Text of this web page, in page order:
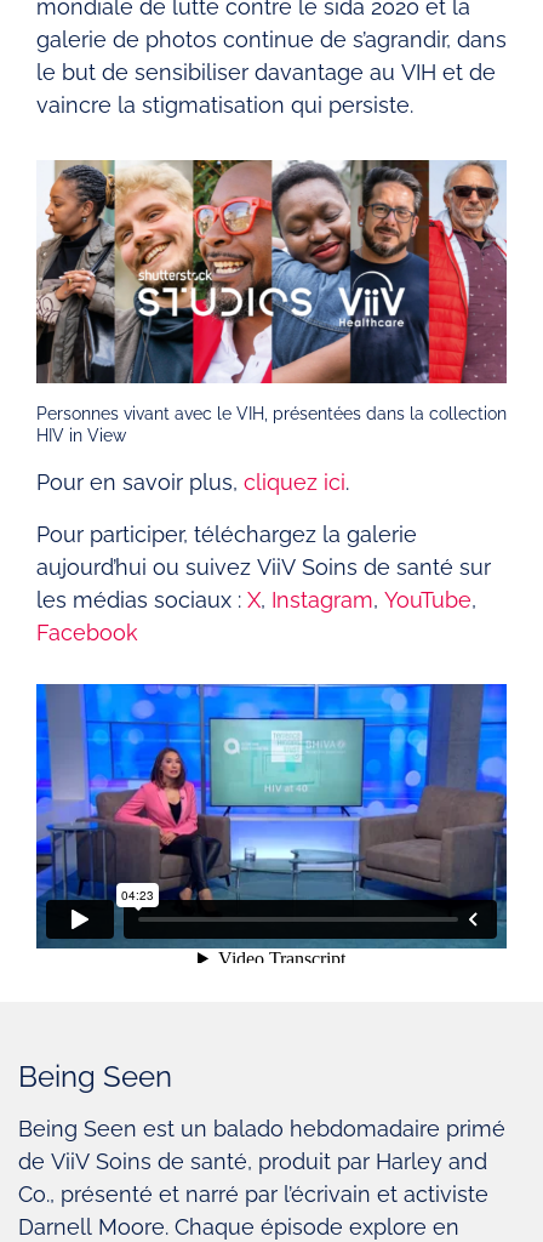
mondiale de lutte contre le sida 2020 et la
galerie de photos continue de s’agrandir, dans
le but de sensibiliser davantage au VIH et de
vaincre la stigmatisation qui persiste.
Personnes vivant avec le VIH, présentées dans la collection
HIV in View
Pour en savoir plus, cliquez ici.
Pour participer, téléchargez la galerie
aujourd’hui ou suivez ViiV Soins de santé sur
les médias sociaux : X, Instagram, YouTube,
Facebook
Being Seen
Being Seen est un balado hebdomadaire primé
de ViiV Soins de santé, produit par Harley and
Co., présenté et narré par l’écrivain et activiste
Darnell Moore. Chaque épisode explore en